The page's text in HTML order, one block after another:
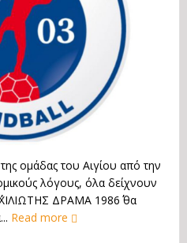
ομάδας του Αιγίου από την
λόγους, όλα δείχνουν
ΔΡΑΜΑ 1986΄΄ θα
Read more